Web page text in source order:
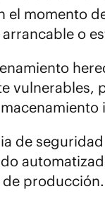
el momento
o
de
producción.